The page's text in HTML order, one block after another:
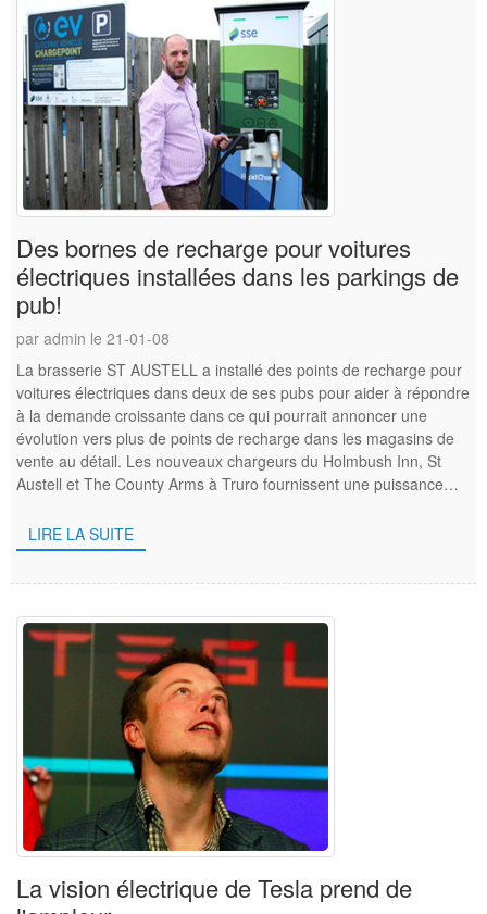
Des bornes de recharge pour voitures
électriques installées dans les parkings de
pub!
par admin le 21-01-08
La brasserie ST AUSTELL a installé des points de recharge pour
voitures électriques dans deux de ses pubs pour aider à répondre
à la demande croissante dans ce qui pourrait annoncer une
évolution vers plus de points de recharge dans les magasins de
vente au détail. Les nouveaux chargeurs du Holmbush Inn, St
Austell et The County Arms à Truro fournissent une puissance
LIRE LA SUITE
La vision électrique de Tesla prend de